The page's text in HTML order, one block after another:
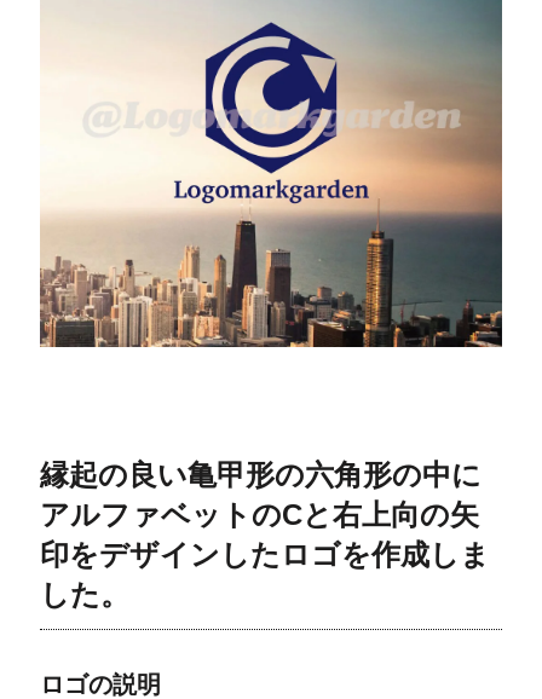
縁起の良い亀甲形の六角形の中に
アルファベットのCと右上向の矢
印をデザインしたロゴを作成しま
した。
ロゴの説明